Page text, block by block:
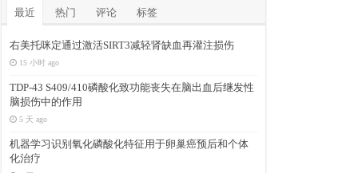
最近 热门 评论 标签
右美托咪定通过激活SIRT3减轻肾缺血再灌注损伤
15 小时 ago
TDP-43 S409/410磷酸化致功能丧失在脑出血后继发性
脑损伤中的作用
5 天 ago
机器学习识别氧化磷酸化特征用于卵巢癌预后和个体
化治疗